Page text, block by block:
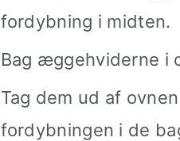
fordybning i midten.
Bag æggehviderne i
Tag dem ud af
fordybningen i de